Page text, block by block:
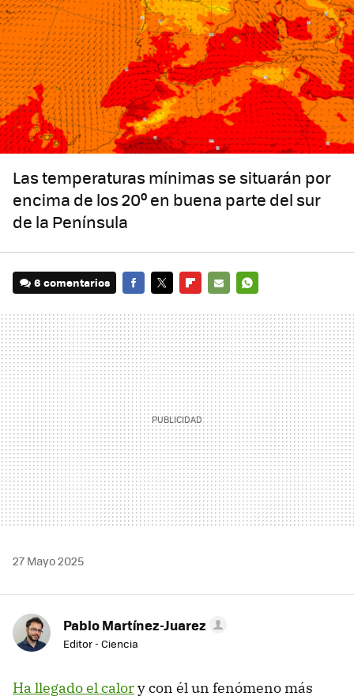
Las temperaturas mínimas se situarán por
encima de los 20º en buena parte del sur
de la Península
6 comentarios
MAIL
27 Mayo 2025
Pablo Martínez-Juarez
Editor - Ciencia
Ha llegado el calory con él un fenómeno más